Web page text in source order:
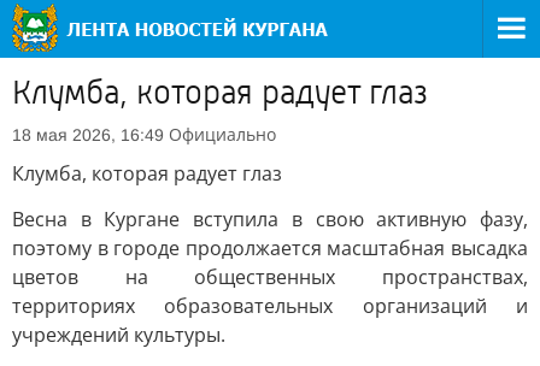
Клумба, которая радует глаз
18 мая 2026, 16:49 Официально
Клумба, которая радует глаз
Весна в Кургане вступила в свою активную фазу,
поэтому в городе продолжается масштабная высадка
цветов на общественных пространствах,
территориях образовательных организаций и
учреждений культуры.